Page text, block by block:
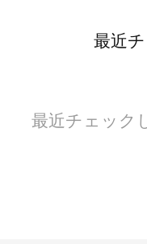
最近
最近チェック